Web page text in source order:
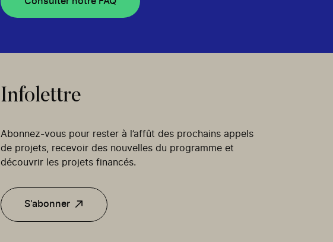
Infolettre
Abonnez-vous pour rester à l’affût des prochains appels
de projets, recevoir des nouvelles du programme et
découvrir les projets financés.
S'abonner